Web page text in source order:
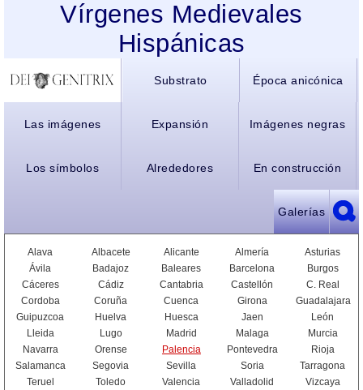
Vírgenes Medievales
Hispánicas
Substrato Época anicónica
Las imágenes Expansión Imágenes negras
Los símbolos Alrededores En construcción
Galerías
Alava Albacete Alicante Almería
Asturias
Ávila
Badajoz Baleares Barcelona
Burgos
Cáceres
Cádiz Cantabria Castellón
C. Real
Cordoba
Coruña Cuenca Girona
Guadalajara
Guipuzcoa
Huelva Huesca Jaen
León
Lleida
Lugo Madrid Malaga
Murcia
Navarra
Orense Palencia Pontevedra
Rioja
Salamanca
Segovia Sevilla Soria
Tarragona
Teruel
Toledo Valencia Valladolid
Vizcaya